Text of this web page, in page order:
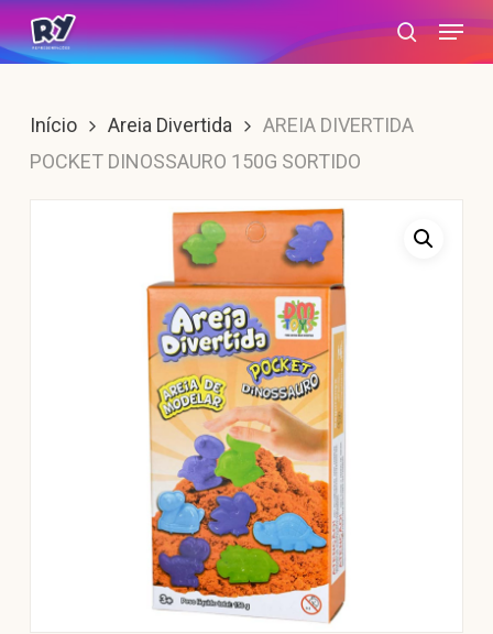
Skip
to
content
search
Menu
Início Areia Divertida
AREIA DIVERTIDA
POCKET DINOSSAURO 150G SORTIDO